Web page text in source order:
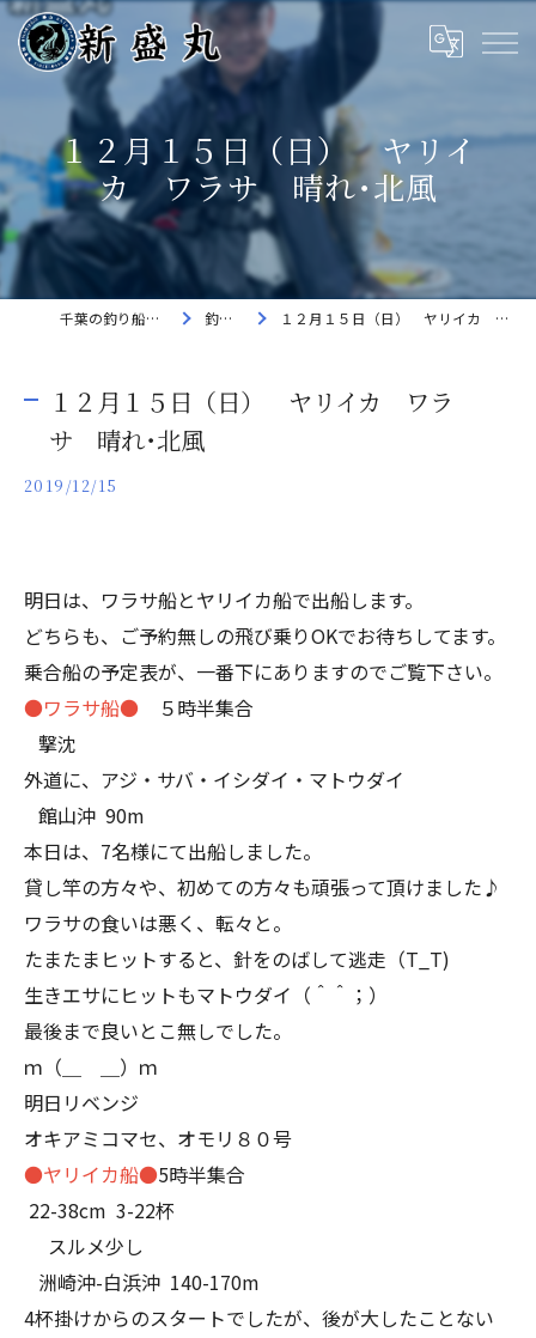
１２月１５日（日） ヤリイ
カ ワラサ 晴れ･北風
千葉の釣り船なら新盛丸 釣果速報 １２月１５日（日） ヤリイカ ワラサ 晴れ･北風
１２月１５日（日） ヤリイカ ワラ
サ 晴れ･北風
2019/12/15
明日は、ワラサ船とヤリイカ船で出船します。
どちらも、ご予約無しの飛び乗りOKでお待ちしてます。
乗合船の予定表が、一番下にありますのでご覧下さい。
●ワラサ船● ５時半集合
撃沈
外道に、アジ・サバ・イシダイ・マトウダイ
館山沖 90m
本日は、7名様にて出船しました。
貸し竿の方々や、初めての方々も頑張って頂けました♪
ワラサの食いは悪く、転々と。
たまたまヒットすると、針をのばして逃走（T_T)
生きエサにヒットもマトウダイ（＾＾；）
最後まで良いとこ無しでした。
ｍ（＿ ＿）ｍ
明日リベンジ
オキアミコマセ、オモリ８０号
●ヤリイカ船●5時半集合
22-38cm 3-22杯
スルメ少し
洲崎沖-白浜沖 140-170m
4杯掛けからのスタートでしたが、後が大したことない